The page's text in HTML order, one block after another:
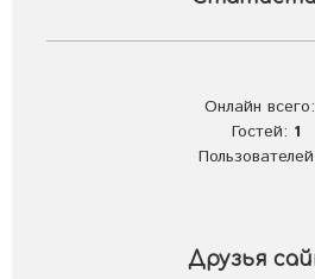
Онлайн всего:
Гостей: 1
Друзья